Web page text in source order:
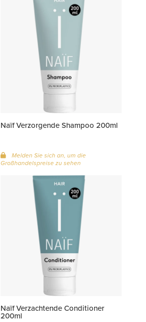
Naïf Verzorgende Shampoo 200ml
Melden Sie sich an, um die
Großhandelspreise zu sehen
Naïf Verzachtende Conditioner
200ml